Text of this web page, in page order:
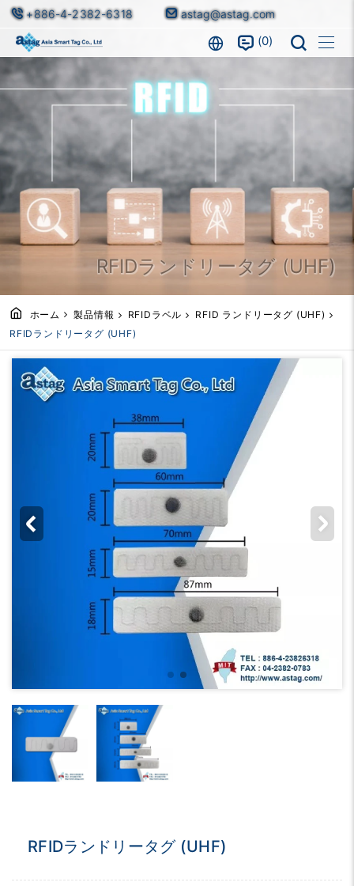
+886-4-2382-6318 astag@astag.com
0
RFIDランドリータグ (UHF)
ホーム 製品情報 RFIDラベル
RFID ランドリータグ (UHF)
RFIDランドリータグ (UHF)
RFIDランドリータグ (UHF)